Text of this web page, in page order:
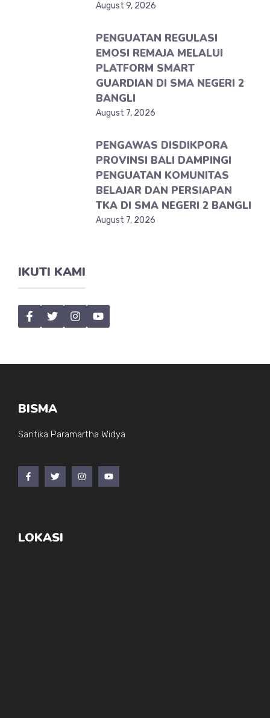
August 9, 2026
PENGUATAN REGULASI
EMOSI REMAJA MELALUI
PLATFORM SMART
GUARDIAN DI SMA NEGERI 2
BANGLI
August 7, 2026
PENGAWAS DISDIKPORA
PROVINSI BALI DAMPINGI
PENGUATAN KOMUNITAS
BELAJAR DAN PERSIAPAN
TKA DI SMA NEGERI 2 BANGLI
August 7, 2026
IKUTI KAMI
BISMA
Santika Paramartha Widya
LOKASI